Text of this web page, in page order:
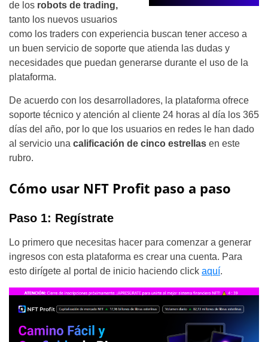
de los robots de trading,
tanto los nuevos usuarios
como los traders con experiencia buscan tener acceso a
un buen servicio de soporte que atienda las dudas y
necesidades que puedan generarse durante el uso de la
plataforma.
De acuerdo con los desarrolladores, la plataforma ofrece
soporte técnico y atención al cliente 24 horas al día los 365
días del año, por lo que los usuarios en redes le han dado
al servicio una calificación de cinco estrellas en este
rubro.
Cómo usar NFT Profit paso a paso
Paso 1: Regístrate
Lo primero que necesitas hacer para comenzar a generar
ingresos con esta plataforma es crear una cuenta. Para
esto dirígete al portal de inicio haciendo click aquí.